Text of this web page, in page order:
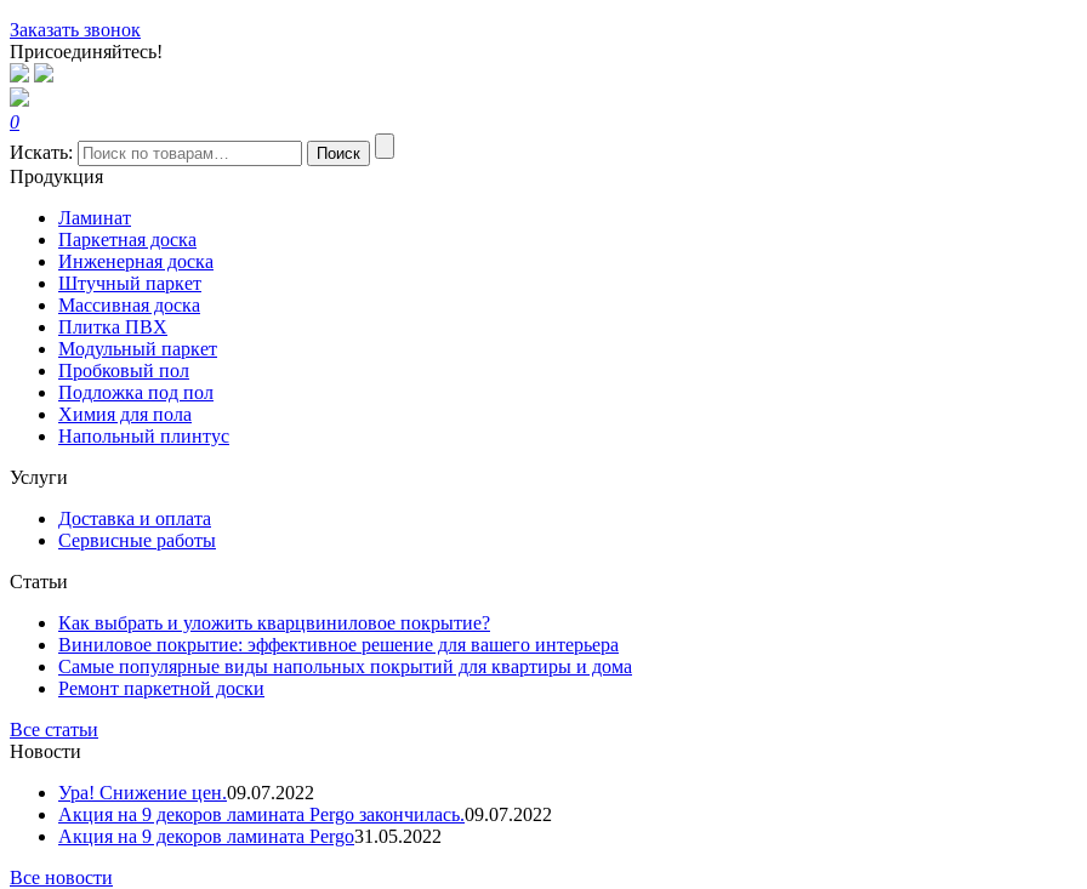
Заказать звонок
Присоединяйтесь!
0
Искать:
Поиск
Продукция
Ламинат
Паркетная доска
Инженерная доска
Штучный паркет
Массивная доска
Плитка ПВХ
Модульный паркет
Пробковый пол
Подложка под пол
Химия для пола
Напольный плинтус
Услуги
Доставка и оплата
Сервисные работы
Статьи
Как выбрать и уложить кварцвиниловое покрытие?
Виниловое покрытие: эффективное решение для вашего интерьера
Самые популярные виды напольных покрытий для квартиры и дома
Ремонт паркетной доски
Все статьи
Новости
Ура! Снижение цен.09.07.2022
Акция на 9 декоров ламината Pergo закончилась.09.07.2022
Акция на 9 декоров ламината Pergo31.05.2022
Все новости